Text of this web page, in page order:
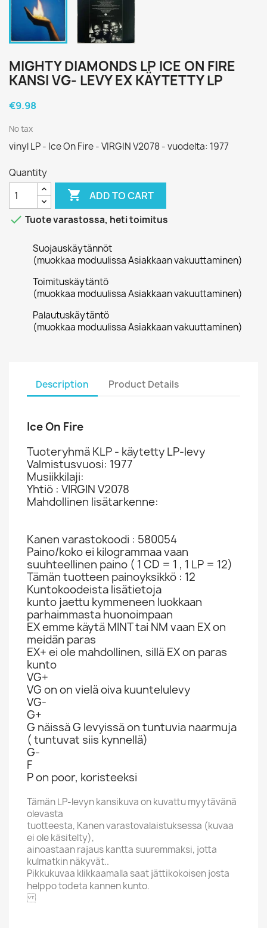
MIGHTY DIAMONDS LP ICE ON FIRE
KANSI VG- LEVY EX KÄYTETTY LP
€9.98
No tax
vinyl LP - Ice On Fire - VIRGIN V2078 - vuodelta: 1977
Quantity
 ADD TO CART
 Tuote varastossa, heti toimitus
Suojauskäytännöt
(muokkaa moduulissa Asiakkaan vakuuttaminen)
Toimituskäytäntö
(muokkaa moduulissa Asiakkaan vakuuttaminen)
Palautuskäytäntö
(muokkaa moduulissa Asiakkaan vakuuttaminen)
Description Product Details
Ice On Fire
Tuoteryhmä KLP - käytetty LP-levy
Valmistusvuosi: 1977
Musiikkilaji:
Yhtiö : VIRGIN V2078
Mahdollinen lisätarkenne:
Kanen varastokoodi : 580054
Paino/koko ei kilogrammaa vaan
suuhteellinen paino ( 1 CD = 1 , 1 LP = 12)
Tämän tuotteen painoyksikkö : 12
Kuntokoodeista lisätietoja
kunto jaettu kymmeneen luokkaan
parhaimmasta huonoimpaan
EX emme käytä MINT tai NM vaan EX on
meidän paras
EX+ ei ole mahdollinen, sillä EX on paras
kunto
VG+
VG on on vielä oiva kuuntelulevy
VG-
G+
G näissä G levyissä on tuntuvia naarmuja
( tuntuvat siis kynnellä)
G-
F
P on poor, koristeeksi
Tämän LP-levyn kansikuva on kuvattu myytävänä
olevasta
tuotteesta, Kanen varastovalaistuksessa (kuvaa
ei ole käsitelty),
ainoastaan rajaus kantta suuremmaksi, jotta
kulmatkin näkyvät..
Pikkukuvaa klikkaamalla saat jättikokoisen josta
helppo todeta kannen kunto.